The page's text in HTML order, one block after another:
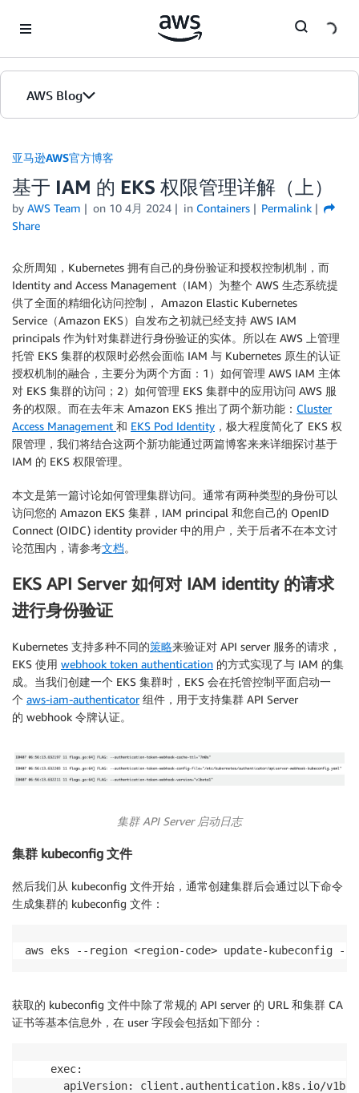
AWS Blog
首页
版本
亚马逊AWS官方博客
基于 IAM 的 EKS 权限管理详解（上）
by AWS Team on 10 4月 2024 in Containers
Permalink
Share
众所周知，Kubernetes 拥有自己的身份验证和授权控制机制，而
Identity and Access Management（IAM）为整个 AWS 生态系统提
供了全面的精细化访问控制， Amazon Elastic Kubernetes
Service（Amazon EKS）自发布之初就已经支持 AWS IAM
principals 作为针对集群进行身份验证的实体。所以在 AWS 上管理
托管 EKS 集群的权限时必然会面临 IAM 与 Kubernetes 原生的认证
授权机制的融合，主要分为两个方面：1）如何管理 AWS IAM 主体
对 EKS 集群的访问；2）如何管理 EKS 集群中的应用访问 AWS 服
务的权限。而在去年末 Amazon EKS 推出了两个新功能： Cluster
Access Management 和 EKS Pod Identity ，极大程度简化了 EKS 权
限管理，我们将结合这两个新功能通过两篇博客来来详细探讨基于
IAM 的 EKS 权限管理。
本文是第一篇讨论如何管理集群访问。通常有两种类型的身份可以
访问您的 Amazon EKS 集群，IAM principal 和您自己的 OpenID
Connect (OIDC) identity provider 中的用户，关于后者不在本文讨
论范围内，请参考文档。
EKS API Server 如何对 IAM identity 的请求
进行身份验证
Kubernetes 支持多种不同的策略来验证对 API server 服务的请求，
EKS 使用 webhook token authentication 的方式实现了与 IAM 的集
成。当我们创建一个 EKS 集群时，EKS 会在托管控制平面启动一
个 aws-iam-authenticator组件，用于支持集群 API Server
的 webhook 令牌认证。
集群API Server 启动日志
集群 kubeconfig 文件
然后我们从 kubeconfig 文件开始，通常创建集群后会通过以下命令
生成集群的 kubeconfig 文件：
aws eks --region <region-code> update-kubeconfig --
获取的 kubeconfig 文件中除了常规的 API server 的 URL 和集群 CA
证书等基本信息外，在 user 字段会包括如下部分：
    exec:
apiVersion: client.authentication.k8s.io/